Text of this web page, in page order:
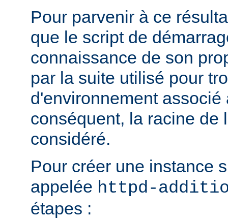
Pour parvenir à ce
que le script de
connaissance de son
par la suite utilisé pour
d'environnement associé
conséquent, la racine de
considéré.
Pour créer une instance
appelée httpd-
étapes :